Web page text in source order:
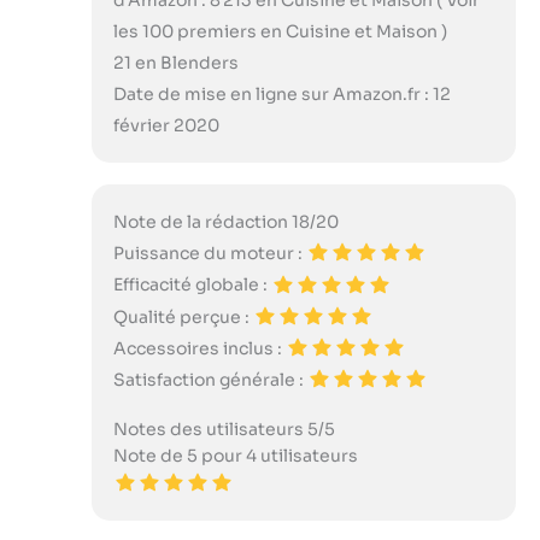
les 100 premiers en Cuisine et Maison )
21 en Blenders
Date de mise en ligne sur Amazon.fr : 12
février 2020
Note de la rédaction 18/20
Puissance du moteur :
Efficacité globale :
Qualité perçue :
Accessoires inclus :
Satisfaction générale :
Notes des utilisateurs 5/5
Note de 5 pour 4 utilisateurs